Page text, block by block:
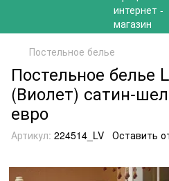
Постельное белье
Постельное белье
(Виолет) сатин-
евро
Артикул: 224514_LV Оставить